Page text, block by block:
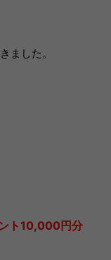
ました。
ト10,000円分